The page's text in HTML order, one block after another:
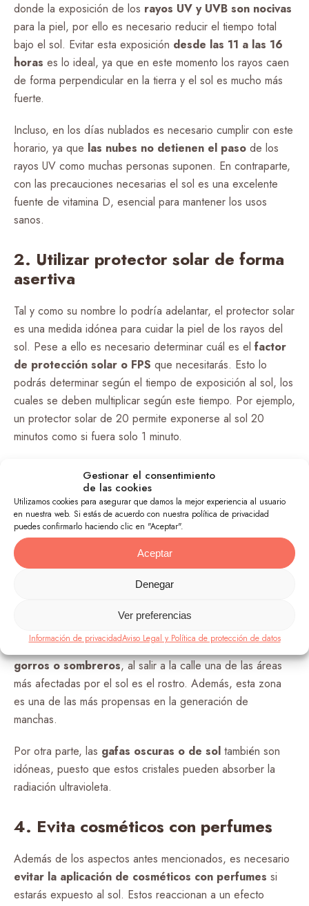
Gestionar el consentimiento
de las cookies
Utilizamos cookies para asegurar que damos la mejor experiencia al usuario
en nuestra web. Si estás de acuerdo con nuestra política de privacidad
puedes confirmarlo haciendo clic en "Aceptar".
Aceptar
Denegar
Ver preferencias
Información de privacidadAviso Legal y Política de protección de datos
donde la exposición de los rayos UV y UVB son nocivas
para la piel, por ello es necesario reducir el tiempo total
bajo el sol. Evitar esta exposición desde las 11 a las 16
horas es lo ideal, ya que en este momento los rayos caen
de forma perpendicular en la tierra y el sol es mucho más
fuerte.
Incluso, en los días nublados es necesario cumplir con este
horario, ya que las nubes no detienen el paso de los
rayos UV como muchas personas suponen. En contraparte,
con las precauciones necesarias el sol es una excelente
fuente de vitamina D, esencial para mantener los usos
sanos.
2. Utilizar protector solar de forma
asertiva
Tal y como su nombre lo podría adelantar, el protector solar
es una medida idónea para cuidar la piel de los rayos del
sol. Pese a ello es necesario determinar cuál es el factor
de protección solar o FPS que necesitarás. Esto lo
podrás determinar según el tiempo de exposición al sol, los
cuales se deben multiplicar según este tiempo. Por ejemplo,
un protector solar de 20 permite exponerse al sol 20
minutos como si fuera solo 1 minuto.
Es decir, los factores de
protección solar
incremento en el tiempo de tolerancia a los rayos solares,
sobre todo los UVB. Además, es necesario saber que su
aplicación debe ser antes de los 30 o 45 minutos de
exposición al sol.
3. Emplear gorros o sombreros
Aunque pudiera parecer una recomendación insignificante
de forma efectiva. Un buen ejemplo de ellos recae en los
gorros o sombreros, al salir a la calle una de las áreas
más afectadas por el sol es el rostro. Además, esta zona
es una de las más propensas en la generación de
manchas.
Por otra parte, las gafas oscuras o de sol también son
idóneas, puesto que estos cristales pueden absorber la
radiación ultravioleta.
4. Evita cosméticos con perfumes
Además de los aspectos antes mencionados, es necesario
evitar la aplicación de cosméticos con perfumes si
estarás expuesto al sol. Estos reaccionan a un efecto